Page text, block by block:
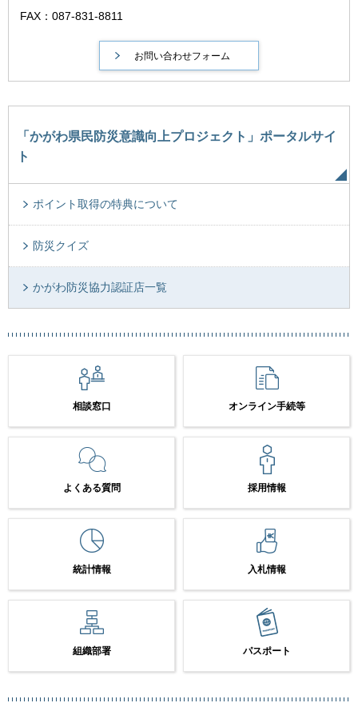
FAX：087-831-8811
「かがわ県民防災意識向上プロジェクト」ポータルサイ
ト
ポイント取得の特典について
防災クイズ
かがわ防災協力認証店一覧
相談窓口 オンライン手続等
よくある質問 採用情報
統計情報 入札情報
組織部署 パスポート